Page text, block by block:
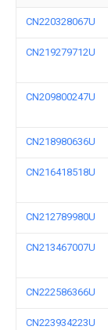
CN220328067U
CN219279712U
CN209800247U
CN218980636U
CN216418518U
CN212789980U
CN213467007U
CN222586366U
CN223934223U